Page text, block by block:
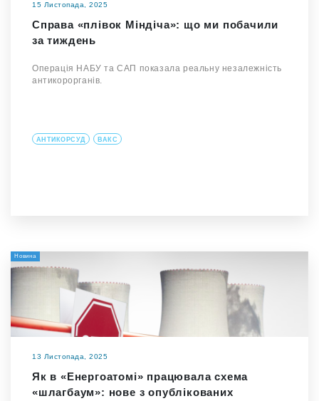
15 Листопада, 2025
Справа «плівок Міндіча»: що ми побачили
за тиждень
Операція НАБУ та САП показала реальну незалежність
антикорорганів.
АНТИКОРСУД ВАКС
Новина
13 Листопада, 2025
Як в «Енергоатомі» працювала схема
«шлагбаум»: нове з опублікованих